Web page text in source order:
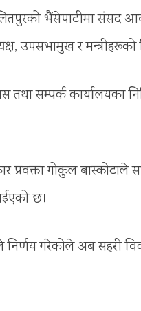
भैंसेपाटीमा संसद
उपसभामुख र
तथा सम्पर्क कार्यालयका
प्रवक्ता गोकुल
छ।
गरेकोले अब सहरी